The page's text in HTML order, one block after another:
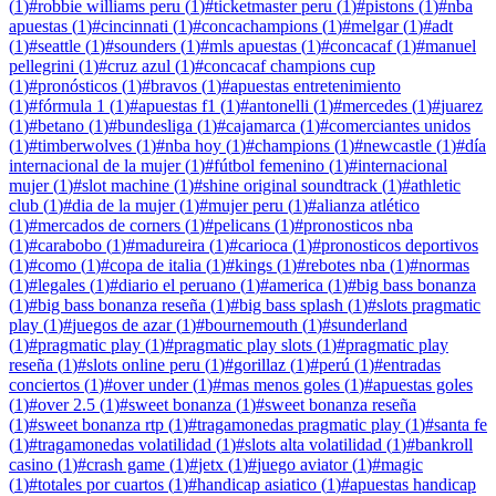
(1)#robbie williams peru (1)#ticketmaster peru (1)#pistons (1)#nba
apuestas (1)#cincinnati (1)#concachampions (1)#melgar(1)#adt
(1)#seattle (1)#sounders (1)#mls apuestas (1)#concacaf(1)#manuel
pellegrini (1)#cruz azul (1)#concacaf champions cup
(1)#pronósticos (1)#bravos (1)#apuestas entretenimiento
(1)#fórmula 1 (1)#apuestas f1 (1)#antonelli (1)#mercedes (1)#juarez
(1)#betano (1)#bundesliga (1)#cajamarca (1)#comerciantes unidos
(1)#timberwolves (1)#nba hoy (1)#champions (1)#newcastle (1)#día
internacional de la mujer(1)#fútbol femenino (1)#internacional
mujer(1)#slot machine (1)#shine original soundtrack (1)#athletic
club (1)#dia de la mujer(1)#mujer peru (1)#alianza atlético
(1)#mercados de corners (1)#pelicans (1)#pronosticos nba
(1)#carabobo (1)#madureira (1)#carioca (1)#pronosticos deportivos
(1)#como (1)#copa de italia (1)#kings (1)#rebotes nba (1)#normas
(1)#legales (1)#diario el peruano (1)#america (1)#big bass bonanza
(1)#big bass bonanza reseña (1)#big bass splash (1)#slots pragmatic
play (1)#juegos de azar(1)#bournemouth (1)#sunderland
(1)#pragmatic play (1)#pragmatic play slots (1)#pragmatic play
reseña (1)#slots online peru (1)#gorillaz (1)#perú (1)#entradas
conciertos (1)#over under(1)#mas menos goles (1)#apuestas goles
(1)#over 2.5 (1)#sweet bonanza (1)#sweet bonanza reseña
(1)#sweet bonanza rtp (1)#tragamonedas pragmatic play (1)#santa fe
(1)#tragamonedas volatilidad (1)#slots alta volatilidad (1)#bankroll
casino (1)#crash game (1)#jetx (1)#juego aviator(1)#magic
(1)#totales por cuartos (1)#handicap asiatico (1)#apuestas handicap